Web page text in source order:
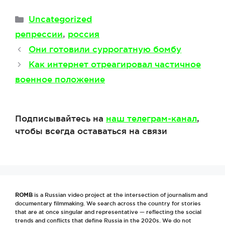
Рубрики
Uncategorized
Метки
репрессии, россия
Они готовили суррогатную бомбу
Как интернет отреагировал частичное
военное положение
Подписывайтесь на наш телеграм-канал,
чтобы всегда оставаться на связи
ROMB is a Russian video project at the intersection of journalism and
documentary filmmaking. We search across the country for stories
that are at once singular and representative — reflecting the social
trends and conflicts that define Russia in the 2020s. We do not